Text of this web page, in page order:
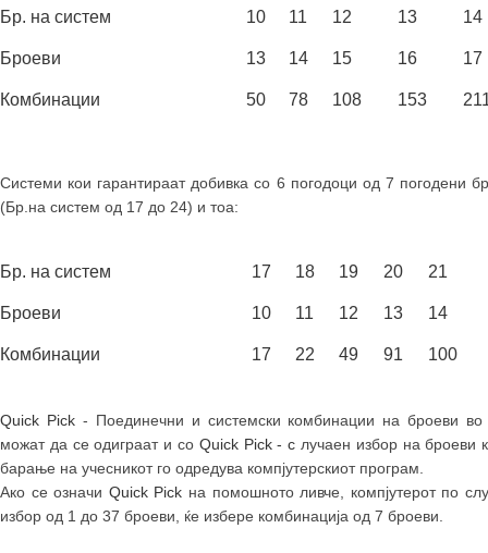
Бр. на систем 10 11 12 13 14
Броеви 13 14 15 16 17
Комбинации 50 78 108 153
Системи кои гарантираат добивка со 6 погодоци од 7 погодени
(Бр.на систем од 17 до 24) и тоа:
Бр. на систем 17 18 19 20 21
Броеви 10 11 12 13 14
Комбинации 17 22 49 91 100
Quick Pick - Поединечни и системски комбинации на броеви во
можат да се одиграат и со Quick Pick - с лучаен избор на броеви
барање на учесникот го одредува компјутерскиот програм.
Ако се означи Quick Pick на помошното ливче, компјутерот по
избор од 1 до 37 броеви, ќе избере комбинација од 7 броеви.